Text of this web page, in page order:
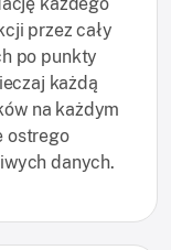
przez cały
po punkty
każdą
na każdym
ostrego
danych.